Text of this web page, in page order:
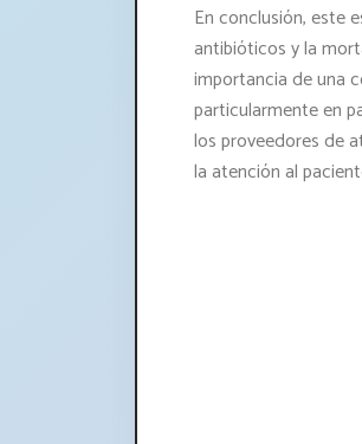
En conclusión, este
antibióticos y la
importancia de una
particularmente en
los proveedores de
la atención al